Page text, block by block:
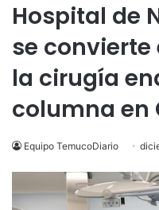
Hospital de
se
la cirugía
columna en
Equipo TemucoDiario